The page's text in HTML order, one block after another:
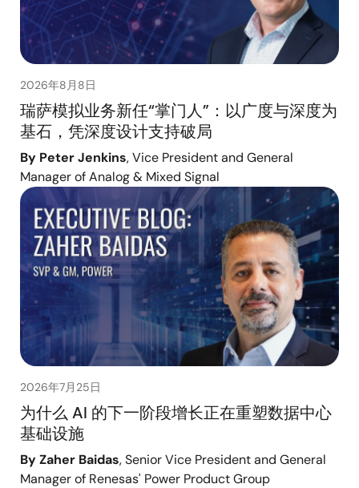
2026年8月8日
瑞萨模拟业务新任“掌门人”：以广度与深度为
基石，凭深度设计支持破局
By Peter Jenkins, Vice President and General
Manager of Analog & Mixed Signal
2026年7月25日
为什么 AI 的下一阶段增长正在重塑数据中心
基础设施
By Zaher Baidas, Senior Vice President and General
Manager of Renesas' Power Product Group